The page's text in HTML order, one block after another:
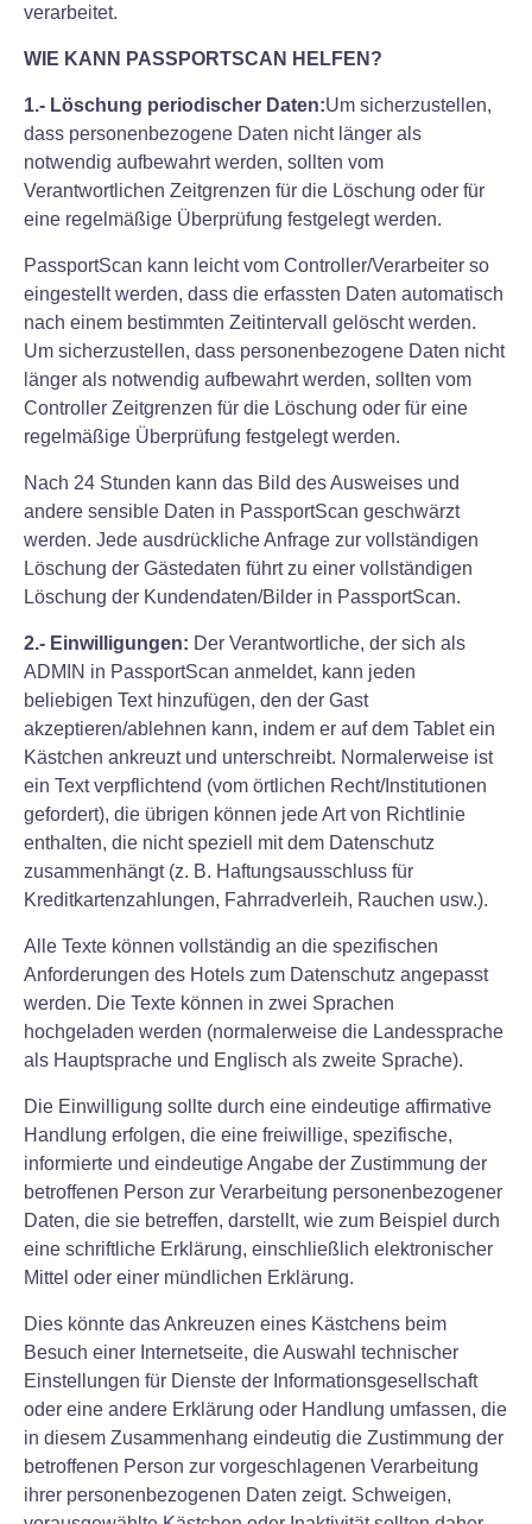
verarbeitet.
WIE KANN PASSPORTSCAN HELFEN?
1.- Löschung periodischer Daten:Um sicherzustellen,
dass personenbezogene Daten nicht länger als
notwendig aufbewahrt werden, sollten vom
Verantwortlichen Zeitgrenzen für die Löschung oder für
eine regelmäßige Überprüfung festgelegt werden.
PassportScan kann leicht vom Controller/Verarbeiter so
eingestellt werden, dass die erfassten Daten automatisch
nach einem bestimmten Zeitintervall gelöscht werden.
Um sicherzustellen, dass personenbezogene Daten nicht
länger als notwendig aufbewahrt werden, sollten vom
Controller Zeitgrenzen für die Löschung oder für eine
regelmäßige Überprüfung festgelegt werden.
Nach 24 Stunden kann das Bild des Ausweises und
andere sensible Daten in PassportScan geschwärzt
werden. Jede ausdrückliche Anfrage zur vollständigen
Löschung der Gästedaten führt zu einer vollständigen
Löschung der Kundendaten/Bilder in PassportScan.
2.- Einwilligungen: Der Verantwortliche, der sich als
ADMIN in PassportScan anmeldet, kann jeden
beliebigen Text hinzufügen, den der Gast
akzeptieren/ablehnen kann, indem er auf dem Tablet ein
Kästchen ankreuzt und unterschreibt. Normalerweise ist
ein Text verpflichtend (vom örtlichen Recht/Institutionen
gefordert), die übrigen können jede Art von Richtlinie
enthalten, die nicht speziell mit dem Datenschutz
zusammenhängt (z. B. Haftungsausschluss für
Kreditkartenzahlungen, Fahrradverleih, Rauchen usw.).
Alle Texte können vollständig an die spezifischen
Anforderungen des Hotels zum Datenschutz angepasst
werden. Die Texte können in zwei Sprachen
hochgeladen werden (normalerweise die Landessprache
als Hauptsprache und Englisch als zweite Sprache).
Die Einwilligung sollte durch eine eindeutige affirmative
Handlung erfolgen, die eine freiwillige, spezifische,
informierte und eindeutige Angabe der Zustimmung der
betroffenen Person zur Verarbeitung personenbezogener
Daten, die sie betreffen, darstellt, wie zum Beispiel durch
eine schriftliche Erklärung, einschließlich elektronischer
Mittel oder einer mündlichen Erklärung.
Dies könnte das Ankreuzen eines Kästchens beim
Besuch einer Internetseite, die Auswahl technischer
Einstellungen für Dienste der Informationsgesellschaft
oder eine andere Erklärung oder Handlung umfassen, die
in diesem Zusammenhang eindeutig die Zustimmung der
betroffenen Person zur vorgeschlagenen Verarbeitung
ihrer personenbezogenen Daten zeigt. Schweigen,